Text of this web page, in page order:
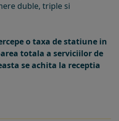
duble, triple si
o taxa de statiune in
totala a serviciilor de
se achita la receptia